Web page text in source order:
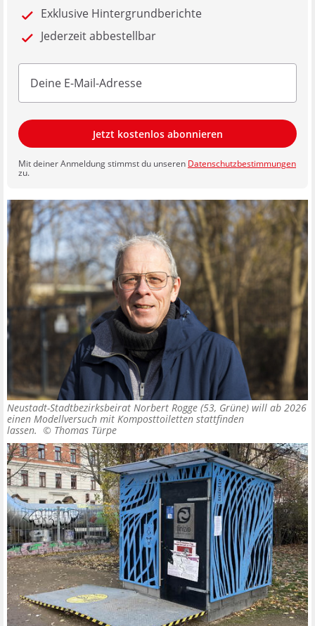
Exklusive Hintergrundberichte
Jederzeit abbestellbar
Jetzt kostenlos abonnieren
Mit deiner Anmeldung stimmst du unseren Datenschutzbestimmungen
zu.
Neustadt-Stadtbezirksbeirat Norbert Rogge (53, Grüne) will ab 2026
einen Modellversuch mit Komposttoiletten stattfinden
lassen. © Thomas Türpe